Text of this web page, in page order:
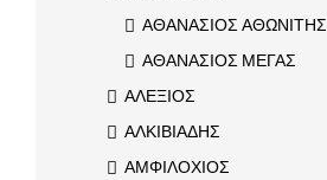
ΑΘΑΝΑΣΙΟΣ ΑΘΩΝΙΤΗΣ
ΑΘΑΝΑΣΙΟΣ ΜΕΓΑΣ
ΑΛΕΞΙΟΣ
ΑΛΚΙΒΙΑΔΗΣ
ΑΜΦΙΛΟΧΙΟΣ